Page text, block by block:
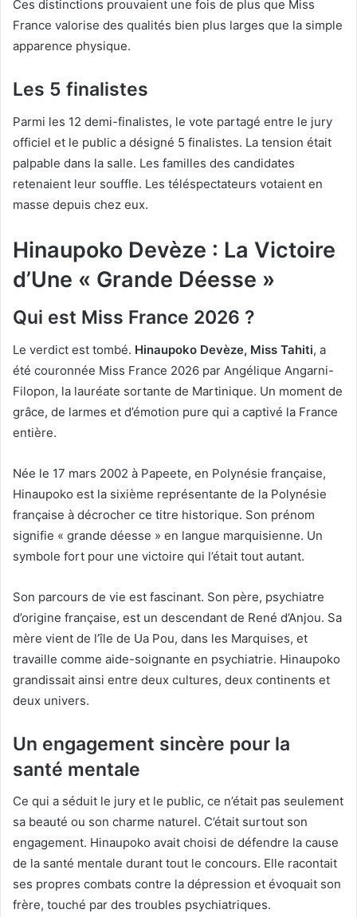
Ces distinctions prouvaient une fois de plus que Miss
France valorise des qualités bien plus larges que la simple
apparence physique.
Les 5 finalistes
Parmi les 12 demi-finalistes, le vote partagé entre le jury
officiel et le public a désigné 5 finalistes. La tension était
palpable dans la salle. Les familles des candidates
retenaient leur souffle. Les téléspectateurs votaient en
masse depuis chez eux.
Hinaupoko Devèze : La Victoire
d’Une « Grande Déesse »
Qui est Miss France 2026 ?
Le verdict est tombé. Hinaupoko Devèze, Miss Tahiti, a
été couronnée Miss France 2026 par Angélique Angarni-
Filopon, la lauréate sortante de Martinique. Un moment de
grâce, de larmes et d’émotion pure qui a captivé la France
entière.
Née le 17 mars 2002 à Papeete, en Polynésie française,
Hinaupoko est la sixième représentante de la Polynésie
française à décrocher ce titre historique. Son prénom
signifie « grande déesse » en langue marquisienne. Un
symbole fort pour une victoire qui l’était tout autant.
Son parcours de vie est fascinant. Son père, psychiatre
d’origine française, est un descendant de René d’Anjou. Sa
mère vient de l’île de Ua Pou, dans les Marquises, et
travaille comme aide-soignante en psychiatrie. Hinaupoko
grandissait ainsi entre deux cultures, deux continents et
deux univers.
Un engagement sincère pour la
santé mentale
Ce qui a séduit le jury et le public, ce n’était pas seulement
sa beauté ou son charme naturel. C’était surtout son
engagement. Hinaupoko avait choisi de défendre la cause
de la santé mentale durant tout le concours. Elle racontait
ses propres combats contre la dépression et évoquait son
frère, touché par des troubles psychiatriques.